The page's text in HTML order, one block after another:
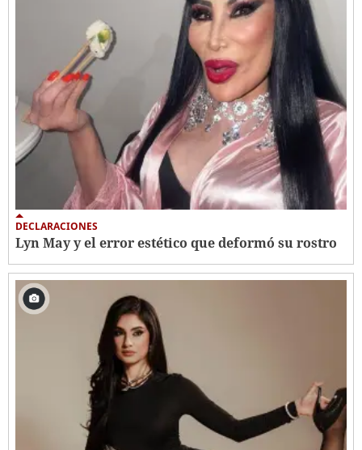
DECLARACIONES
Lyn May y el error estético que deformó su rostro